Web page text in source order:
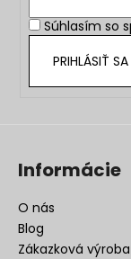
Súhlasím so
PRIHLÁSIŤ SA
Informácie
O nás
Blog
Zákazková